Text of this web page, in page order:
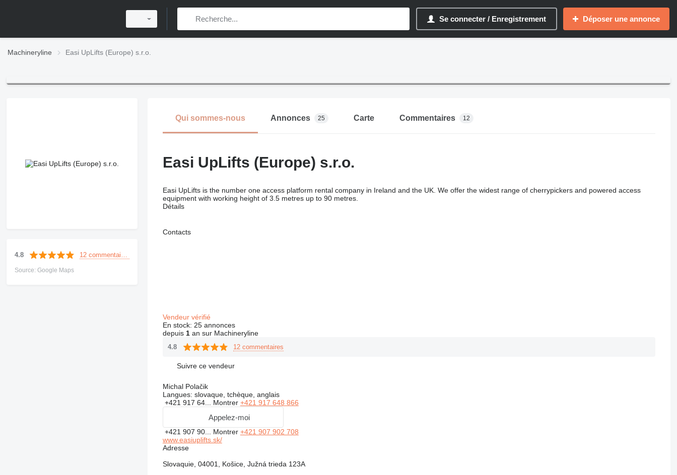
Se connecter / Enregistrement Déposer une annonce
Machineryline Easi UpLifts (Europe) s.r.o.
4.8
Source: Google Maps
Qui sommes-nous Annonces 25 Carte Commentaires 12
Easi UpLifts (Europe) s.r.o.
Easi UpLifts is the number one access platform rental company in Ireland and the UK. We offer the widest range of cherrypickers and powered access
equipment with working height of 3.5 metres up to 90 metres.
Détails
Contacts
Vendeur vérifié
En stock: 25 annonces
depuis 1an sur Machineryline
4.8 12 commentaires
Suivre ce vendeur
Michal Polačik
Langues: slovaque, tchèque, anglais
+421 917 64... Montrer +421 917 648 866
Appelez-moi
+421 907 90... Montrer +421 907 902 708
www.easiuplifts.sk/
Adresse
Slovaquie, 04001, Košice, Južná trieda 123A